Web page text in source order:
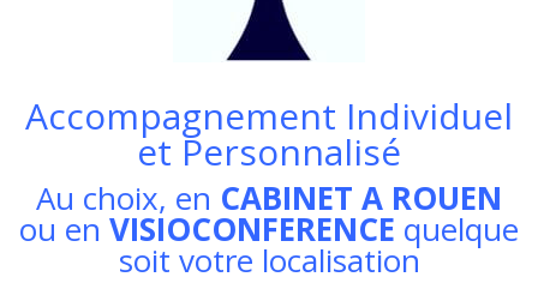
Accompagnement Individuel
et Personnalisé
Au choix, en CABINET A ROUEN
ou en VISIOCONFERENCE quelque
soit votre localisation